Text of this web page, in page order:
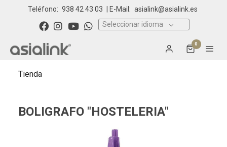
Teléfono: 938 42 43 03 | E-Mail: asialink@asialink.es
Seleccionar idioma
0
Tienda
BOLIGRAFO "HOSTELERIA"